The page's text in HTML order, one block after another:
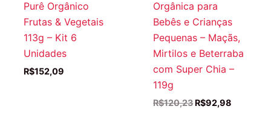
Purê Orgânico
Frutas & Vegetais
113g – Kit 6
Unidades
R$152,09
Orgânica para
Bebês e Crianças
Pequenas – Maçãs,
Mirtilos e Beterraba
com Super Chia –
119g
R$120,23 O
R$92,98